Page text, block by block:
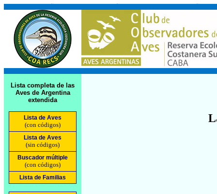
Lista completa de las
Aves de Argentina
extendida
Lista de Aves
(con códigos)
Lista de Aves
(sin códigos)
Buscador múltiple
(con códigos)
Lista de Familias